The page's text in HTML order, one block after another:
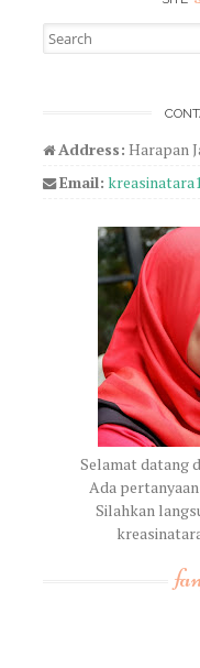
Search for:
Address: Harapan
Email:
Selamat datang
Ada
Silahkan